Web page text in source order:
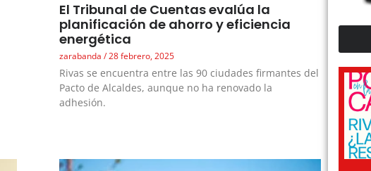
El Tribunal de Cuentas evalúa la
planificación de ahorro y eficiencia
energética
zarabanda 28 febrero, 2025
Rivas se encuentra entre las 90 ciudades firmantes del
Pacto de Alcaldes, aunque no ha renovado la
adhesión.